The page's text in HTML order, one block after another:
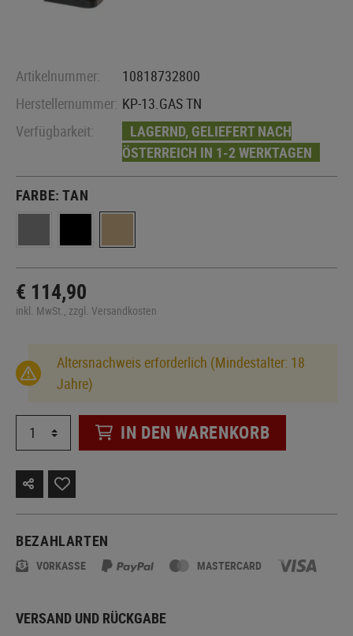
Artikelnummer:
10818732800
Herstellernummer: KP-13.GAS TN
Verfügbarkeit:
LAGERND, GELIEFERT NACH
ÖSTERREICH IN 1-2 WERKTAGEN
FARBE:TAN
€ 114,90
inkl. MwSt., zzgl. Versandkosten
Altersnachweis erforderlich (Mindestalter: 18
Jahre)
IN DEN WARENKORB
BEZAHLARTEN
VORKASSE MASTERCARD
VERSAND UND RÜCKGABE